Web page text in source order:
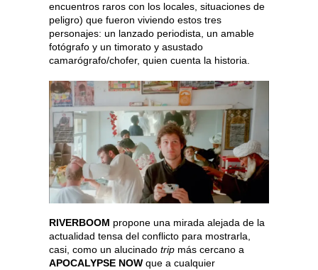
encuentros raros con los locales, situaciones de
peligro) que fueron viviendo estos tres
personajes: un lanzado periodista, un amable
fotógrafo y un timorato y asustado
camarógrafo/chofer, quien cuenta la historia.
RIVERBOOM propone una mirada alejada de la
actualidad tensa del conflicto para mostrarla,
casi, como un alucinado trip más cercano a
APOCALYPSE NOW que a cualquier